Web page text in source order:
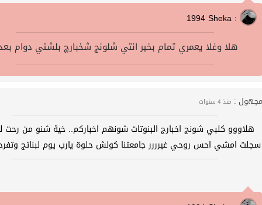
1994 Sheka :
هلا وغلا يعمري تمام بخير انتي شلونج شخبارچ بلشتي دوام
مجهول : منذ 4 سنوات
هلاووو كلبي شونج اخبارج البنوتات شونهم اخباركم.. خية شنو من رحت
سجلت امشي احس روحي غيرررر جامعتنا كولش حلوة يارب يوم لبناتج